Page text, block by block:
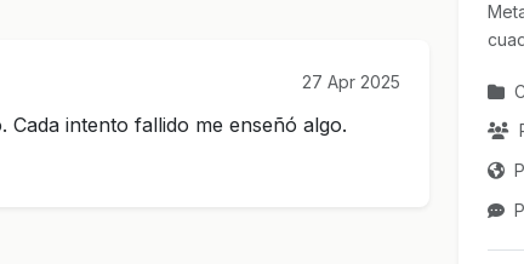
27 Apr 2025
intento fallido me enseñó algo.